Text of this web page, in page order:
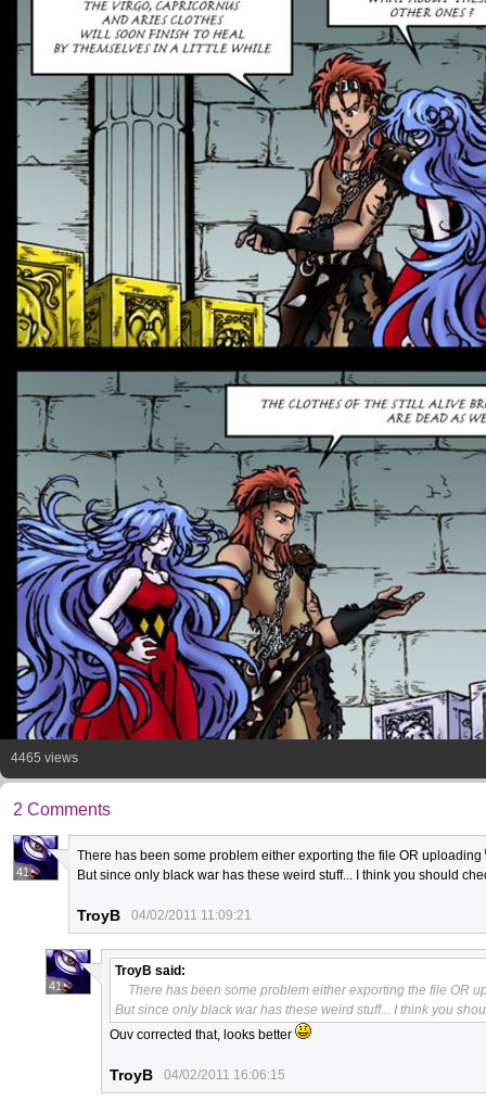
4465 views
2 Comments
41
There has been some problem either exporting the file OR uploading
But since only black war has these weird stuff... I think you should
TroyB 04/02/2011 11:09:21
41
TroyB said:
There has been some problem either exporting the file OR
But since only black war has these weird stuff... I think you
Ouv corrected that, looks better
TroyB 04/02/2011 16:06:15